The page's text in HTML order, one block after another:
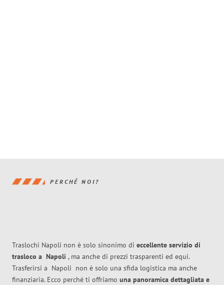
PERCHÉ NOI?
Traslochi Napoli non è solo sinonimo di eccellente servizio di
trasloco a Napoli , ma anche di prezzi trasparenti ed equi.
Trasferirsi a Napoli non è solo una sfida logistica ma anche
finanziaria. Ecco perché ti offriamo una panoramica dettagliata e